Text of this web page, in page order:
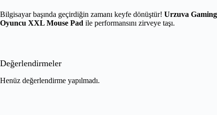
Bilgisayar başında geçirdiğin zamanı keyfe dönüştür! Urzuva Gaming
Oyuncu XXL Mouse Pad ile performansını zirveye taşı.
Değerlendirmeler
Henüz değerlendirme yapılmadı.